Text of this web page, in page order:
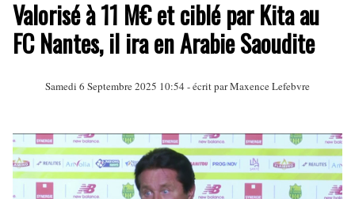
Valorisé à 11 M€ et ciblé par Kita au
FC Nantes, il ira en Arabie Saoudite
Samedi 6 Septembre 2025 10:54 - écrit par Maxence Lefebvre